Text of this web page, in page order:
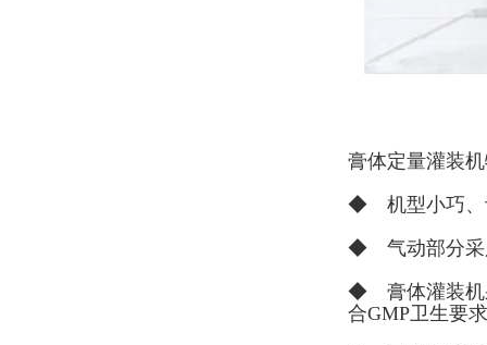
膏体定量灌装
◆ 机型小巧、
◆ 气动部分采
◆ 膏体灌装机
合GMP卫生要